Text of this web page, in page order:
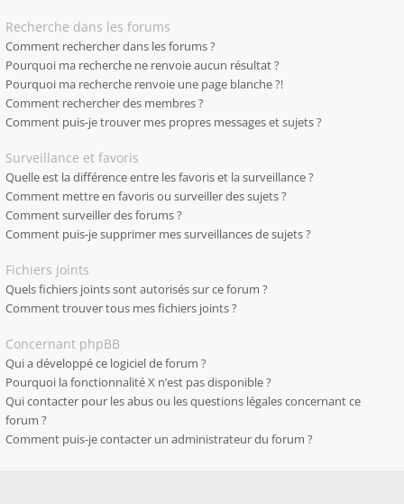
Recherche dans les forums
Comment rechercher dans les forums ?
Pourquoi ma recherche ne renvoie aucun résultat ?
Pourquoi ma recherche renvoie une page blanche ?!
Comment rechercher des membres ?
Comment puis-je trouver mes propres messages et sujets ?
Surveillance et favoris
Quelle est la différence entre les favoris et la surveillance ?
Comment mettre en favoris ou surveiller des sujets ?
Comment surveiller des forums ?
Comment puis-je supprimer mes surveillances de sujets ?
Fichiers joints
Quels fichiers joints sont autorisés sur ce forum ?
Comment trouver tous mes fichiers joints ?
Concernant phpBB
Qui a développé ce logiciel de forum ?
Pourquoi la fonctionnalité X n’est pas disponible ?
Qui contacter pour les abus ou les questions légales concernant ce
forum ?
Comment puis-je contacter un administrateur du forum ?